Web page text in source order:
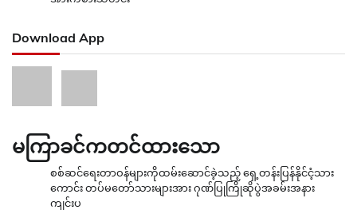
Download App
မကြာခင်ကတင်ထားသော
စစ်ဆင်ရေးတာဝန်များကိုထမ်းဆောင်ခဲ့သည့် ရှေ့တန်းပြန်နိုင်ငံ့သား
ကောင်း တပ်မတော်သားများအား ဂုဏ်ပြုကြိုဆိုပွဲအခမ်းအနား
ကျင်းပ